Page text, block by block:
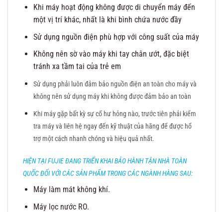
Khi máy hoạt động không được di chuyển máy đến
một vị trí khác, nhất là khi bình chứa nước đầy
Sử dụng nguồn điện phù hợp với công suất của máy
Không nên sờ vào máy khi tay chân ướt, đặc biệt
tránh xa tầm tai của trẻ em
Sử dụng phải luôn đảm bảo nguồn điện an toàn cho máy và
không nên sử dụng máy khi không được đảm bảo an toàn
Khi máy gặp bất kỳ sự cố hư hỏng nào, trước tiên phải kiểm
tra máy và liên hệ ngay đến kỹ thuật của hãng để được hổ
trợ một cách nhanh chóng và hiệu quả nhất.
HIỆN TẠI FUJIE ĐANG TRIỂN KHAI BẢO HÀNH TẬN NHÀ TOÀN
QUỐC ĐỐI VỚI CÁC SẢN PHẨM TRONG CÁC NGÀNH HÀNG SAU:
Máy làm mát không khí.
Máy lọc nước RO.